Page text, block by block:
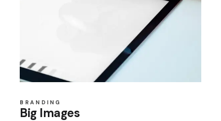
BRANDING
Big Images